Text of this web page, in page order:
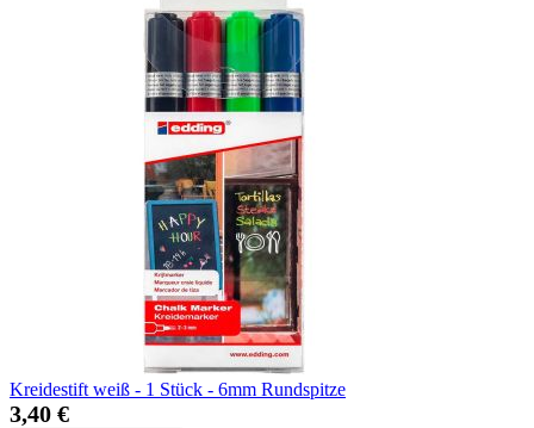
Kreidestift weiß - 1 Stück - 6mm Rundspitze
3,40 €